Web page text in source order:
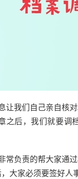
让我们自己亲自核
之后，我们就要调
负责的帮大家通
大家必须要签好人